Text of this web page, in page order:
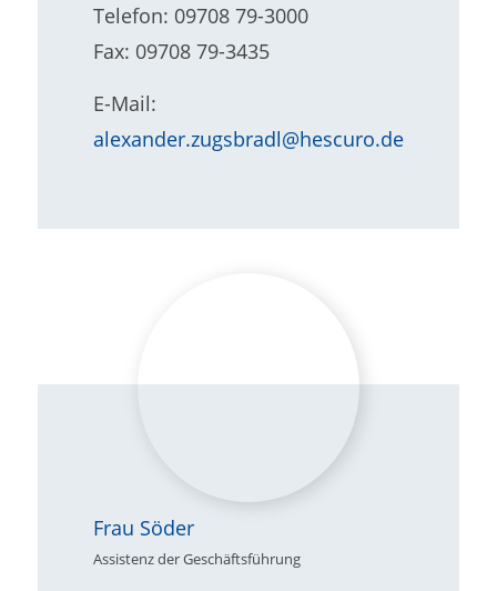
Telefon: 09708 79-3000
Fax: 09708 79-3435
E-Mail:
alexander.zugsbradl@hescuro.de
Frau Söder
Assistenz der Geschäftsführung